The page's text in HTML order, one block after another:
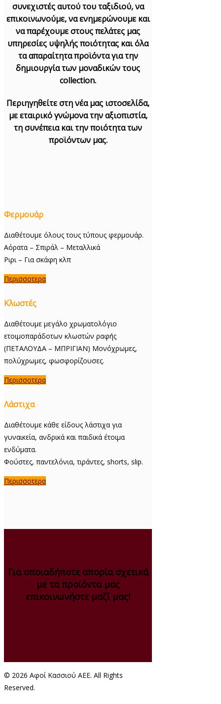
συνεχιστές αυτού του ταξιδιού, να
επικοινωνούμε, να ενημερώνουμε και
να παρέχουμε στους πελάτες μας
υπηρεσίες υψηλής ποιότητας και όλα
τα απαραίτητα προϊόντα για την
δημιουργία των μοναδικών τους
collection.
Περιηγηθείτε στη νέα μας ιστοσελίδα,
με εταιρικό γνώμονα την αξιοπιστία,
τη συνέπεια και την ποιότητα των
προϊόντων μας.
Φερμουάρ
Διαθέτουμε όλους τους τύπους φερμουάρ.
Αόρατα – Σπιράλ – Μεταλλικά
Ριρι – Για σκάφη κλπ
Περισσοτερα
Κλωστές
Διαθέτουμε μεγάλο χρωματολόγιο
ετοιμοπαράδοτων κλωστών ραφής
(ΠΕΤΑΛΟΥΔΑ – ΜΠΡΙΓΙΑΝ) Μονόχρωμες,
πολύχρωμες, φωσφορίζουσες.
Περισσοτερα
Λάστιχα
Διαθέτουμε κάθε είδους λάστιχα για
γυναικεία, ανδρικά και παιδικά έτοιμα
ενδύματα.
Φούστες, παντελόνια, τιράντες, shorts, slip.
Περισσοτερα
Για οποιαδήποτε απορία σχετικά
με τα προϊόντα μας
επικοινωνήστε μαζί μας!
© 2026 Αφοί Κασσιού ΑΕΕ. All Rights
Reserved.